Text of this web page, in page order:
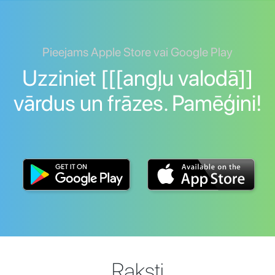
Pieejams Apple Store vai Google Play
Uzziniet [[[angļu valodā]]
vārdus un frāzes. Pamēģini!